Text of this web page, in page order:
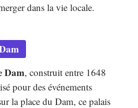
dans la vie locale.
Dam, construit entre 1648
pour des événements
la place du Dam, ce palais